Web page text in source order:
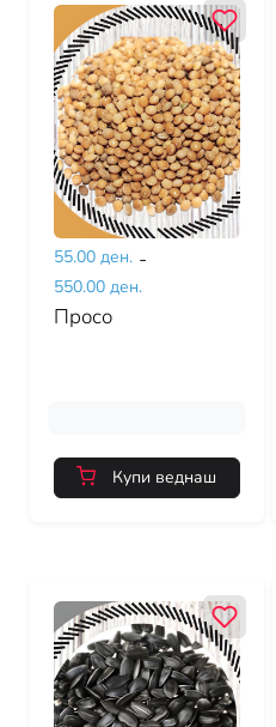
55.00 ден. -
550.00 ден.
Просо
Купи веднаш